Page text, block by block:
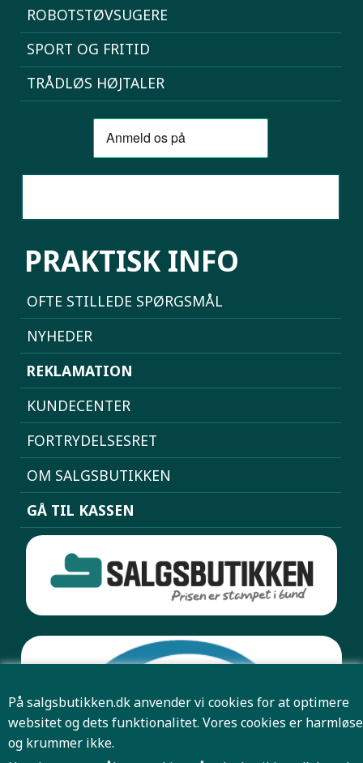
På salgsbutikken.dk anvender vi cookies for at optimere
websitet og dets funktionalitet. Vores cookies er harmløse
og krummer ikke.
ROBOTSTØVSUGERE
SPORT OG FRITID
TRÅDLØS HØJTALER
PRAKTISK INFO
OFTE STILLEDE SPØRGSMÅL
NYHEDER
REKLAMATION
KUNDECENTER
FORTRYDELSESRET
OM SALGSBUTIKKEN
GÅ TIL KASSEN